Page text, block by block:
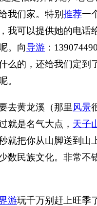
我们家。特别 推荐一
我可以提供她的电话
。向导游 ：
么的，还给我们定到
。
去黄龙溪（那里风景
就是名气大点， 天子
就把你从山脚送到山
数民族文化。非常不
游玩千万别赶上旺季